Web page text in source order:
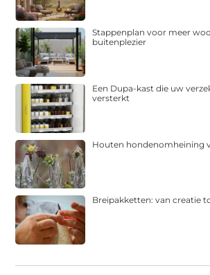
Stappenplan voor meer
buitenplezier
Een Dupa-kast die uw
versterkt
Houten hondenomheining
Breipakketten: van creatie